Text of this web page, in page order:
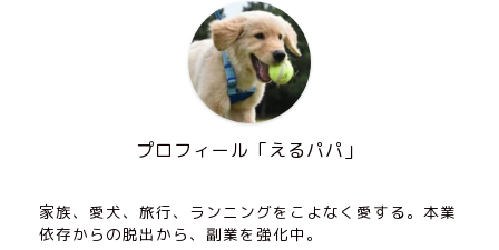
プロフィール「えるパパ」
家族、愛犬、旅行、ランニングをこよなく愛する。本業
依存からの脱出から、副業を強化中。